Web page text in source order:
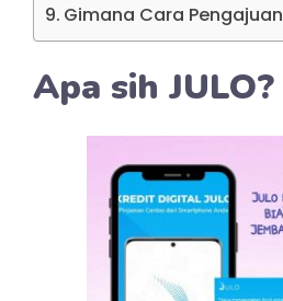
Gimana Cara
Apa sih JULO?